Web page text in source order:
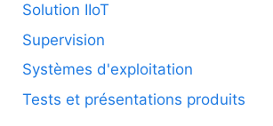
Solution IIoT
Supervision
Systèmes d'exploitation
Tests et présentations produits